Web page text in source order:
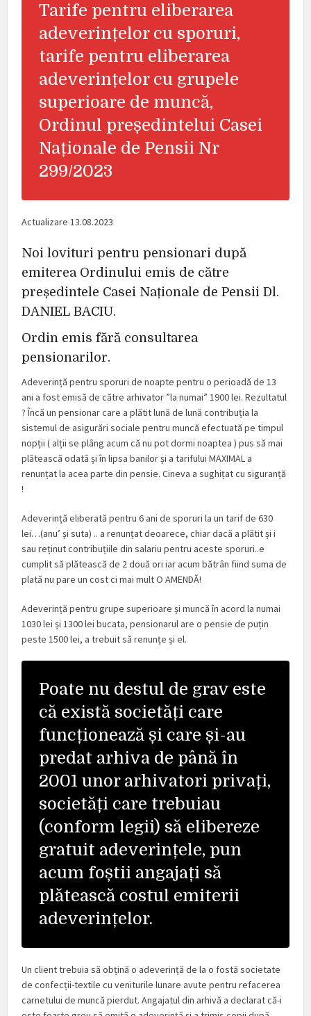
Tarife pentru eliberarea
adeverințelor cu sporuri,
tarife pentru eliberarea
adeverințelor cu grupele
superioare de muncă,
Ordinul președintelui Casei
Naționale de Pensii Nr
299/2023
Actualizare 13.08.2023
Noi lovituri pentru pensionari după
emiterea Ordinului emis de către
președintele Casei Naționale de Pensii Dl.
DANIEL BACIU.
Ordin emis fără consultarea
pensionarilor.
Adeverință pentru sporuri de noapte pentru o perioadă de 13
ani a fost emisă de către arhivator ”la numai” 1900 lei. Rezultatul
? Încă un pensionar care a plătit lună de lună contribuția la
sistemul de asigurări sociale pentru muncă efectuată pe timpul
nopții ( alții se plâng acum că nu pot dormi noaptea ) pus să mai
plătească odată și în lipsa banilor și a tarifului MAXIMAL a
renunțat la acea parte din pensie. Cineva a sughițat cu siguranță
!
Adeverință eliberată pentru 6 ani de sporuri la un tarif de 630
lei…(anu’ și suta) .. a renunțat deoarece, chiar dacă a plătit și i
sau reținut contribuțiile din salariu pentru aceste sporuri..e
cumplit să plătească de 2 două ori iar acum bătrân fiind suma de
plată nu pare un cost ci mai mult O AMENDĂ!
Adeverință pentru grupe superioare și muncă în acord la numai
1030 lei și 1300 lei bucata, pensionarul are o pensie de puțin
peste 1500 lei, a trebuit să renunțe și el.
Poate nu destul de grav este
că există societăți care
funcționează și care și-au
predat arhiva de până în
2001 unor arhivatori privați,
societăți care trebuiau
(conform legii) să elibereze
gratuit adeverințele, pun
acum foștii angajați să
plătească costul emiterii
adeverințelor.
Un client trebuia să obțină o adeverință de la o fostă societate
de confecții-textile cu veniturile lunare avute pentru refacerea
carnetului de muncă pierdut. Angajatul din arhivă a declarat că-i